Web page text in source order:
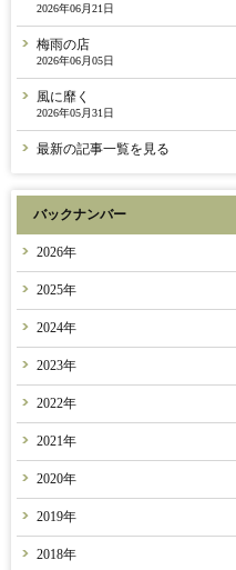
2026年06月21日
梅雨の店
2026年06月05日
風に靡く
2026年05月31日
最新の記事一覧を見る
バックナンバー
2026年
2025年
2024年
2023年
2022年
2021年
2020年
2019年
2018年